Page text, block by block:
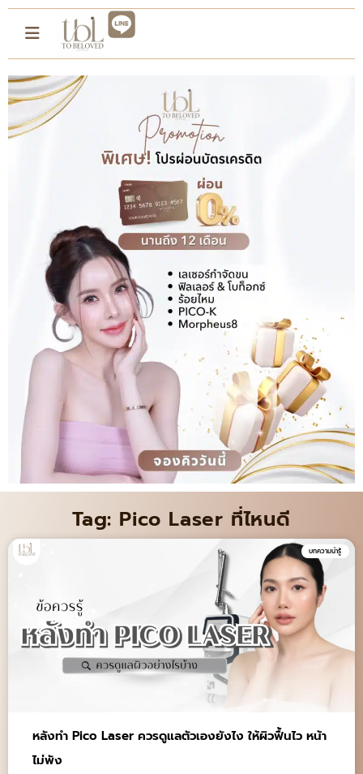
Tag: Pico Laser ที่ไหนดี
บทความน่ารู้
หลังทํา Pico Laser ควรดูแลตัวเองยังไง ให้ผิวฟื้นไว หน้า
ไม่พัง